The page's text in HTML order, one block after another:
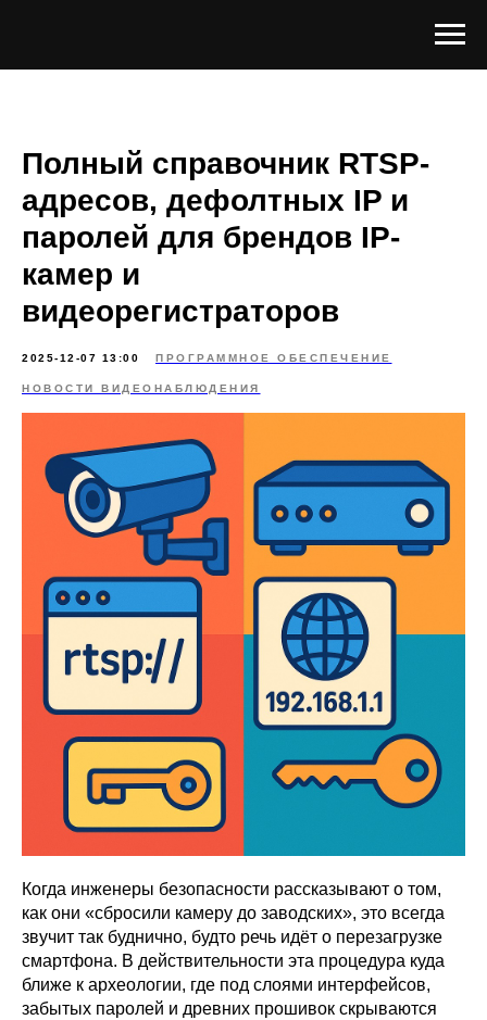
Полный справочник RTSP-
адресов, дефолтных IP и
паролей для брендов IP-
камер и
видеорегистраторов
2025-12-07 13:00 ПРОГРАММНОЕ ОБЕСПЕЧЕНИЕ
НОВОСТИ ВИДЕОНАБЛЮДЕНИЯ
Когда инженеры безопасности рассказывают о том,
как они «сбросили камеру до заводских», это всегда
звучит так буднично, будто речь идёт о перезагрузке
смартфона. В действительности эта процедура куда
ближе к археологии, где под слоями интерфейсов,
забытых паролей и древних прошивок скрываются